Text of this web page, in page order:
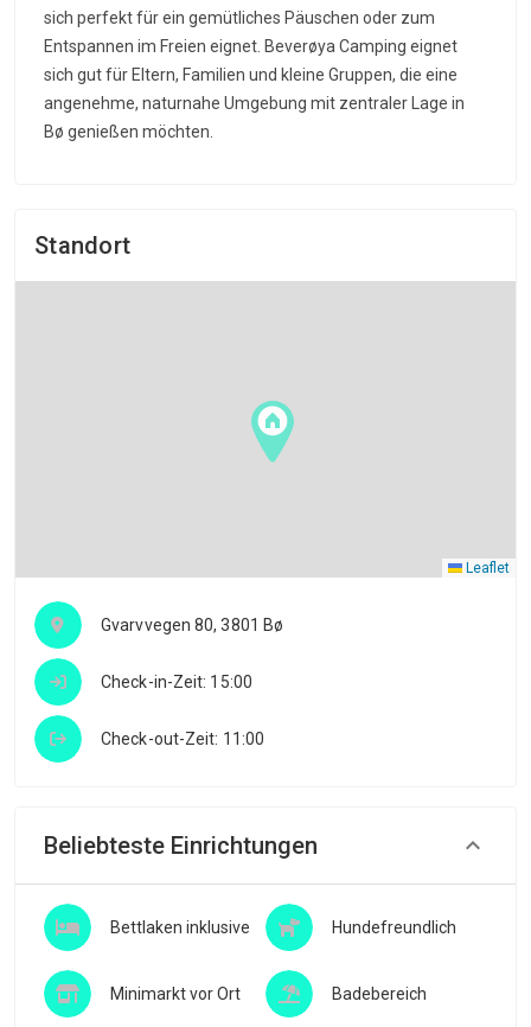
sich perfekt für ein gemütliches Päuschen oder zum
Entspannen im Freien eignet. Beverøya Camping eignet
sich gut für Eltern, Familien und kleine Gruppen, die eine
angenehme, naturnahe Umgebung mit zentraler Lage in
Bø genießen möchten.
Standort
Leaflet
Gvarvvegen 80, 3801 Bø
Check-in-Zeit: 15:00
Check-out-Zeit: 11:00
Beliebteste Einrichtungen
Bettlaken inklusive Hundefreundlich
Minimarkt vor Ort Badebereich